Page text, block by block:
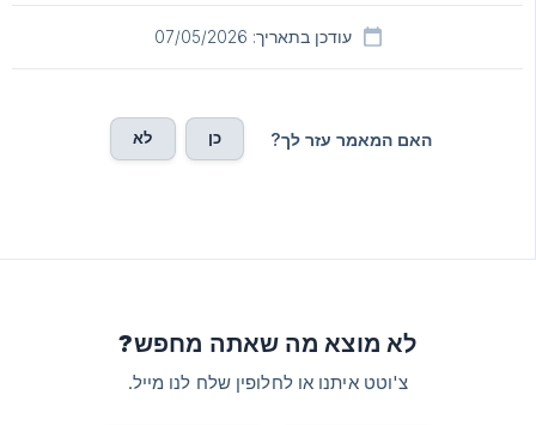
עודכן בתאריך: 07/05/2026
האם המאמר עזר לך? כן לא
לא מוצא מה שאתה מחפש?
צ'וטט איתנו או לחלופין שלח לנו מייל.